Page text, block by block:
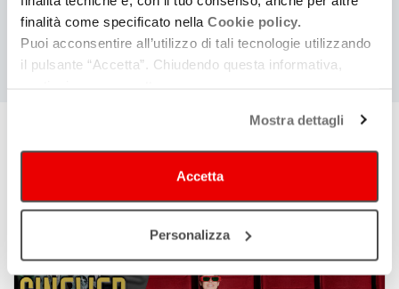
finalità come specificato nella Cookie policy.
Puoi acconsentire all’utilizzo di tali tecnologie utilizzando
il pulsante “Accetta”. Chiudendo questa informativa,
Mostra dettagli
Accetta
Personalizza
COSA
Cerca eventi Cerca rassegne e festival